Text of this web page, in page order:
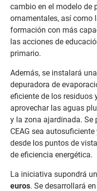
cambio en el modelo de
ornamentales, así como
formación con más
las acciones de
primario.
Además, se instalará
depuradora de
eficiente de los residuos
aprovechar las aguas
y la zona ajardinada. Se
CEAG sea
desde los puntos de
de eficiencia energética.
La iniciativa supondrá
euros. Se desarrollará